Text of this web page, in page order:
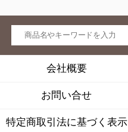
会社概要
お問い合せ
特定商取引法に基づく表示